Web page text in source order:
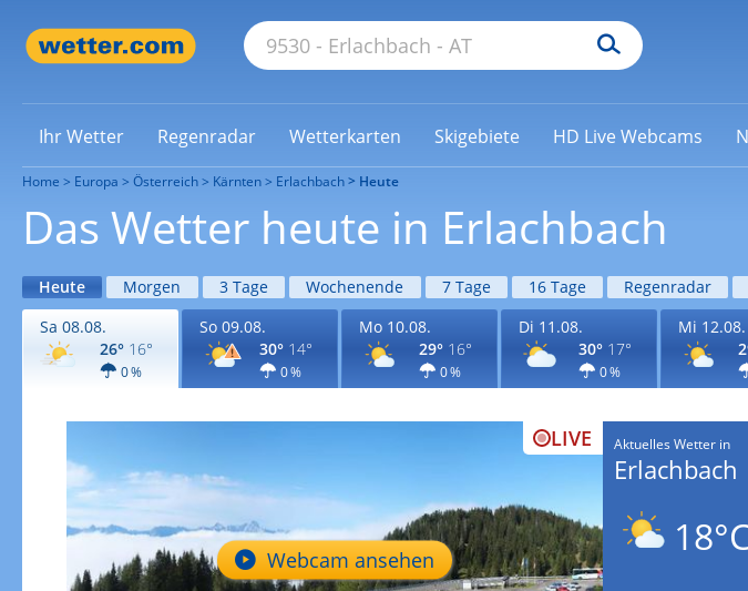
Ihr Wetter Regenradar Wetterkarten Skigebiete HD Live Webcams
Home Europa Österreich Kärnten Erlachbach Heute
Das Wetter heute in Erlachbach
Heute Morgen 3 Tage Wochenende 7 Tage 16 Tage Regenradar
Sa 08.08.
26° 16°
0 %
So 09.08.
30° 14°
0 %
Mo 10.08.
29° 16°
0 %
Di 11.08.
30° 17°
0 %
Mi 12.08.
LIVE
Webcam ansehen
Aktuelles Wetter in
Erlachbach